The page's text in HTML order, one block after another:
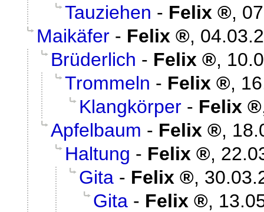
Tauziehen - Felix ,
Maikäfer - Felix ,
Brüderlich - Felix ,
Trommeln - Felix ,
Klangkörper - Felix
Apfelbaum - Felix ,
Haltung - Felix ,
Gita - Felix ,
Gita - Felix ,